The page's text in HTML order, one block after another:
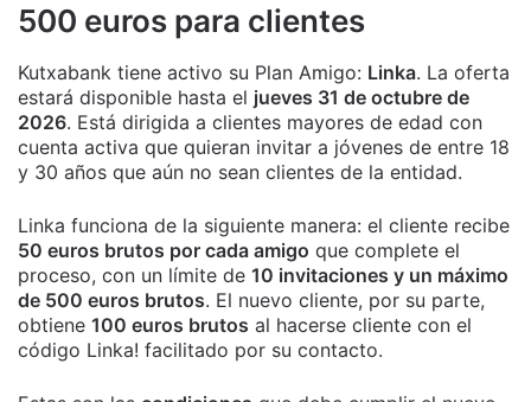
500 euros para clientes
Kutxabank tiene activo su Plan Amigo: Linka. La oferta
estará disponible hasta el jueves 31 de octubre de
2026. Está dirigida a clientes mayores de edad con
cuenta activa que quieran invitar a jóvenes de entre 18
y 30 años que aún no sean clientes de la entidad.
Linka funciona de la siguiente manera: el cliente recibe
50 euros brutos por cada amigo que complete el
proceso, con un límite de 10 invitaciones y un máximo
de 500 euros brutos. El nuevo cliente, por su parte,
obtiene 100 euros brutos al hacerse cliente con el
código Linka! facilitado por su contacto.